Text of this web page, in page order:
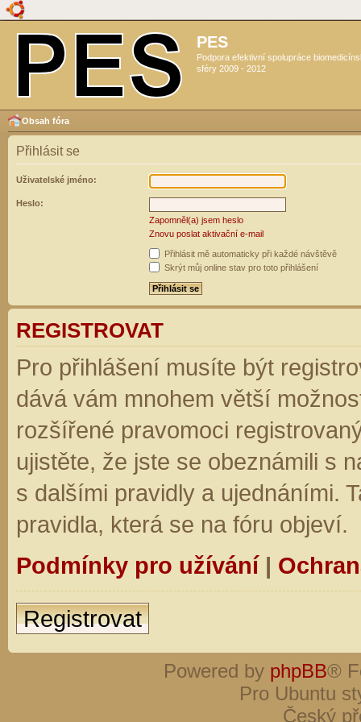
PES
Podpora efektivní spolupráce
sféry 2009 - 2012
Obsah fóra
Přihlásit se
Uživatelské jméno:
Heslo:
Zapomněl(a) jsem heslo
Znovu poslat aktivační e-mail
Přihlásit mě automaticky při každé návštěvě
Skrýt můj online stav pro toto přihlášení
REGISTROVAT
Pro přihlášení musíte být
dává vám mnohem větší
rozšířené pravomoci
ujistěte, že jste se obeznámili s
s dalšími pravidly a ujednáními.
pravidla, která se na fóru objeví.
Podmínky pro užívání|
Registrovat
Powered by phpBB®
Pro Ubuntu
Český